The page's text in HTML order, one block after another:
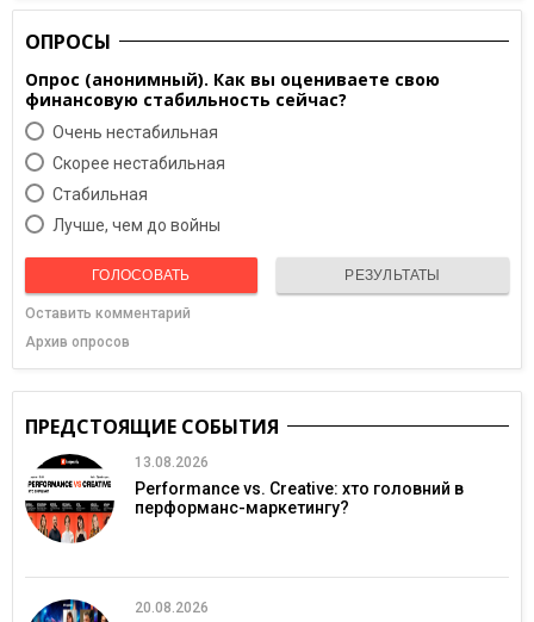
ОПРОСЫ
Опрос (анонимный). Как вы оцениваете свою
финансовую стабильность сейчас?
Очень нестабильная
Скорее нестабильная
Cтабильная
Лучше, чем до войны
ГОЛОСОВАТЬ РЕЗУЛЬТАТЫ
Оставить комментарий
Архив опросов
ПРЕДСТОЯЩИЕ СОБЫТИЯ
13.08.2026
Performance vs. Creative: хто головний в
перформанс-маркетингу?
20.08.2026